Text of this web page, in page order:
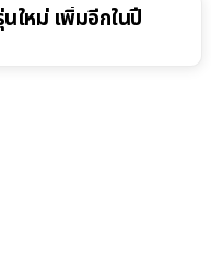
ใหม่ เพิ่มอีกในปี